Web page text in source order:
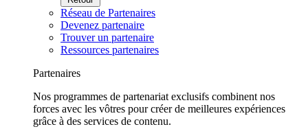
Réseau de Partenaires
Devenez partenaire
Trouver un partenaire
Ressources partenaires
Partenaires
Nos programmes de partenariat exclusifs combinent nos
forces avec les vôtres pour créer de meilleures expériences
grâce à des services de contenu.